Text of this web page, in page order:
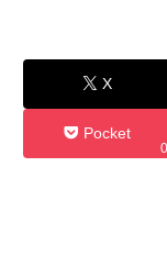
X
Pocket
0